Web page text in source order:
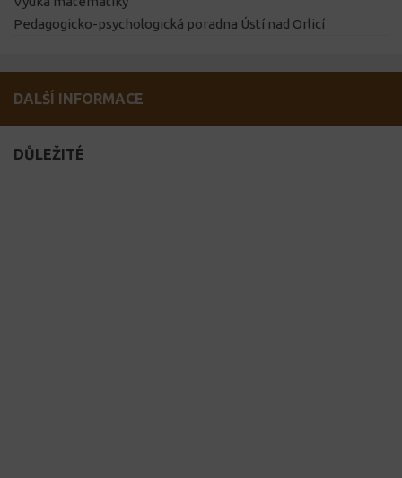
Pedagogicko-psychologická poradna Ústí nad Orlicí
DALŠÍ INFORMACE
DŮLEŽITÉ